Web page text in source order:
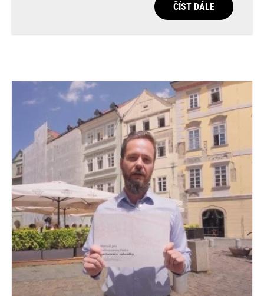
ČÍST DÁLE